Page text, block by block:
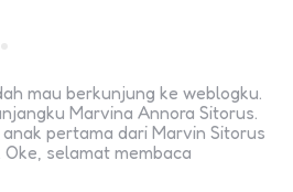
mau berkunjung ke weblogku.
Marvina Annora Sitorus.
pertama dari Marvin Sitorus
selamat membaca